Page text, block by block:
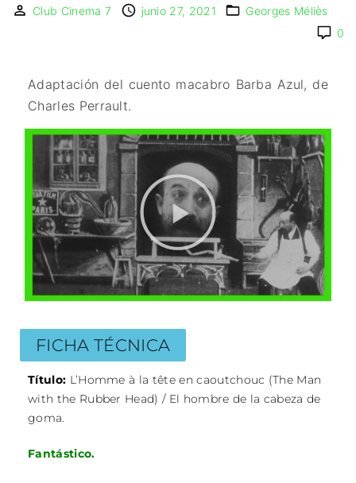
WESTERN / CHAMBARA
SERBIA​
Club Cinema 7 junio 27, 2021
Georges Méliès
0
Adaptación del cuento macabro Barba Azul, de
Charles Perrault.
FICHA TÉCNICA
Título: L’Homme à la tête en caoutchouc (The Man
with the Rubber Head) / El hombre de la cabeza de
goma.
Fantástico.